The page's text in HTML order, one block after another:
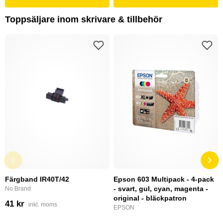
Toppsäljare inom skrivare & tillbehör
Färgband IR40T/42
No Brand
41 kr inkl. moms
Epson 603 Multipack - 4-pack
- svart, gul, cyan, magenta -
original - bläckpatron
EPSON